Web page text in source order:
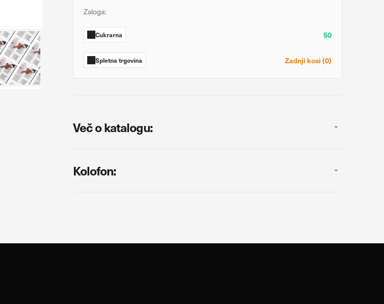
Zaloga:
Cukrarna 50
Spletna trgovina Zadnji kosi (0)
Več o katalogu:
Kolofon:
lahko merimo in izboljšamo učinkovitost delovanja našega spletnega
in najmanj priljubljena, in opazujemo, kako se obiskovalci pomikajo po
in anonimni. Če uporabo teh piškotkov zavrnete, ne bomo vedeli,
oglaševalska podjetja jih lahko uporabljajo za izdelavo profila vaših